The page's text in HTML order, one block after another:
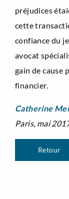
préjudices
cette
confiance du
avocat
gain de cause
financier.
Catherine
Paris, mai
Retour